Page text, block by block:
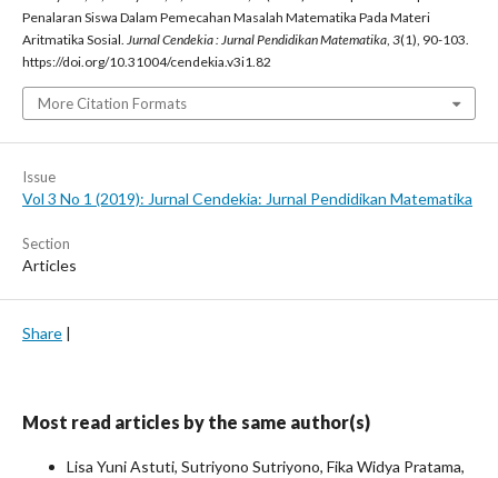
Penalaran Siswa Dalam Pemecahan Masalah Matematika Pada Materi
Aritmatika Sosial. Jurnal Cendekia : Jurnal Pendidikan Matematika, 3(1), 90-103.
https://doi.org/10.31004/cendekia.v3i1.82
More Citation Formats
Issue
Vol 3 No 1 (2019): Jurnal Cendekia: Jurnal Pendidikan Matematika
Section
Articles
Share |
Most read articles by the same author(s)
Lisa Yuni Astuti, Sutriyono Sutriyono, Fika Widya Pratama,